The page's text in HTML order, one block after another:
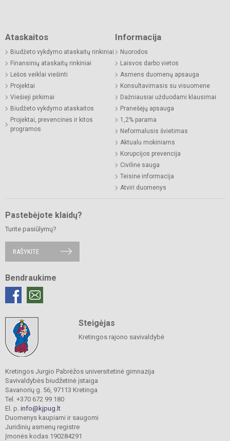
Ataskaitos
Biudžeto vykdymo ataskaitų rinkiniai
Finansinių ataskaitų rinkiniai
Lėšos veiklai viešinti
Projektai
Viešieji pirkimai
Biudžeto vykdymo ataskaitos
Projektai, prevencinės ir kitos
programos
Informacija
Nuorodos
Laisvos darbo vietos
Asmens duomenų apsauga
Konsultavimasis su visuomene
Dažniausiai užduodami klausimai
Pranešėjų apsauga
1,2% parama
Neformalusis švietimas
Aktualu mokiniams
Korupcijos prevencija
Civilinė sauga
Teisinė informacija
Atviri duomenys
Pastebėjote klaidų?
Turite pasiūlymų?
RAŠYKITE
Bendraukime
Steigėjas
Kretingos rajono savivaldybė
Kretingos Jurgio Pabrėžos universitetinė gimnazija
Savivaldybės biudžetinė įstaiga
Savanorių g. 56, 97113 Kretinga
Tel. +370 672 99 180
El. p. info@kjpug.lt
Duomenys kaupiami ir saugomi
Juridinių asmenų registre
Įmonės kodas 190284291